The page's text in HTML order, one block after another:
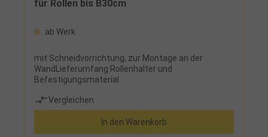
für Rollen bis B30cm
ab Werk
mit Schneidvorrichtung, zur Montage an der
WandLieferumfang:Rollenhalter und
Befestigungsmaterial
Vergleichen
In den Warenkorb